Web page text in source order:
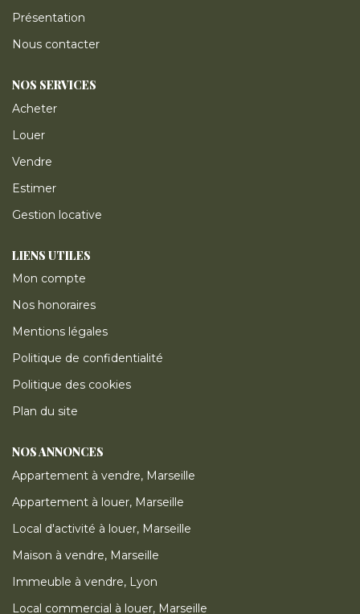
Présentation
Nous contacter
NOS SERVICES
Acheter
Louer
Vendre
Estimer
Gestion locative
LIENS UTILES
Mon compte
Nos honoraires
Mentions légales
Politique de confidentialité
Politique des cookies
Plan du site
NOS ANNONCES
Appartement à vendre, Marseille
Appartement à louer, Marseille
Local d'activité à louer, Marseille
Maison à vendre, Marseille
Immeuble à vendre, Lyon
Local commercial à louer, Marseille